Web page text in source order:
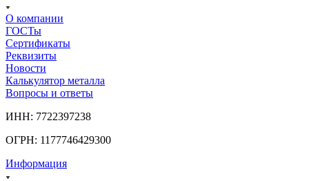
О компании
ГОСТы
Сертификаты
Реквизиты
Новости
Калькулятор металла
Вопросы и ответы
ИНН: 7722397238
ОГРН: 1177746429300
Информация